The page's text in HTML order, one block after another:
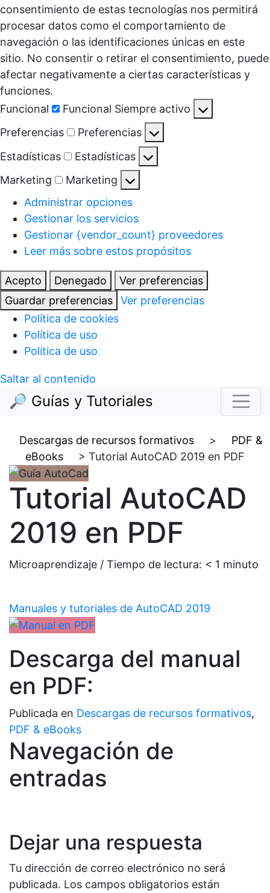
consentimiento de estas tecnologías nos permitirá
procesar datos como el comportamiento de
navegación o las identificaciones únicas en este
sitio. No consentir o retirar el consentimiento, puede
afectar negativamente a ciertas características y
funciones.
Funcional
Funcional Siempre activo
Preferencias
Preferencias
Estadísticas
Estadísticas
Marketing
Marketing
Administrar opciones
Gestionar los servicios
Gestionar {vendor_count} proveedores
Leer más sobre estos propósitos
Acepto Denegado
Ver preferencias
Guardar preferencias
Ver preferencias
Política de cookies
Política de uso
Política de uso
Saltar al contenido
🔎 Guías y Tutoriales
Descargas de recursos formativos >
PDF &
eBooks
> Tutorial AutoCAD 2019 en PDF
Tutorial AutoCAD
2019 en PDF
Microaprendizaje / Tiempo de lectura: < 1 minuto
Manuales y tutoriales de AutoCAD 2019
Descarga del manual
en PDF:
Publicada en Descargas de recursos formativos,
PDF & eBooks
Navegación de
entradas
Dejar una respuesta
Tu dirección de correo electrónico no será
publicada. Los campos obligatorios están